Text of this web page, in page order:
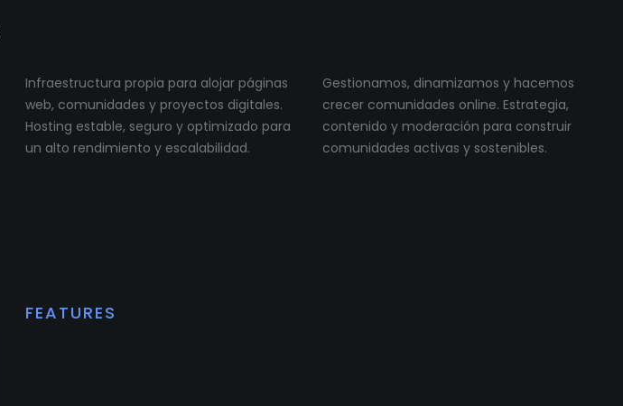
Infraestructura propia para alojar páginas
web, comunidades y proyectos digitales.
Hosting estable, seguro y optimizado para
un alto rendimiento y escalabilidad.
Gestionamos, dinamizamos y hacemos
crecer comunidades online. Estrategia,
contenido y moderación para construir
comunidades activas y sostenibles.
FEATURES